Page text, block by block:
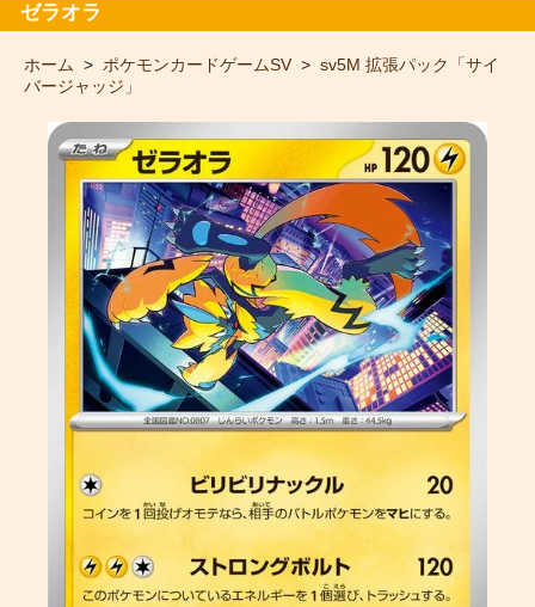
ゼラオラ
ホーム > ポケモンカードゲームSV > sv5M 拡張パック「サイ
バージャッジ」